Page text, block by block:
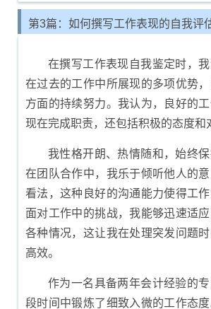
第3篇：如何撰写工作表现的自我评
在撰写工作表现自我鉴定时，
在过去的工作中所展现的多项优势
方面的持续努力。我认为，良好的
现在完成职责，还包括积极的态度和
我性格开朗、热情随和，始终保
在团队合作中，我乐于倾听他人的
看法，这种良好的沟通能力使得工作
面对工作中的挑战，我能够迅速适
各种情况，这让我在处理突发问题
高效。
作为一名具备两年会计经验的
段时间中锻炼了细致入微的工作态